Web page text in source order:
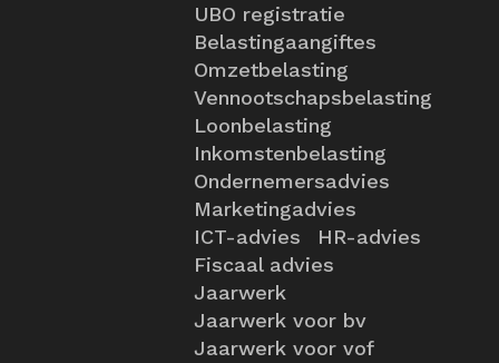
UBO registratie
Belastingaangiftes
Omzetbelasting
Vennootschapsbelasting
Loonbelasting
Inkomstenbelasting
Ondernemersadvies
Marketingadvies
ICT-advies
HR-advies
Fiscaal advies
Jaarwerk
Jaarwerk voor bv
Jaarwerk voor vof